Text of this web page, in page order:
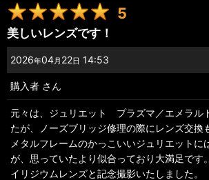
期間:
画像:
星の数 :
並び順:
絞り込む
5
美しいレンズです！
2026年04月 22日 14:53
購入者 さん
元々は、ジュリエット プラズマ／エメラ
たが、ノーズブリッジ修理の際にレンズ交換
メタルフレームのかっこいいジュリエットに
が、思っていたより似合っており大満足です
イリジウムレンズと記念撮影いたしました。